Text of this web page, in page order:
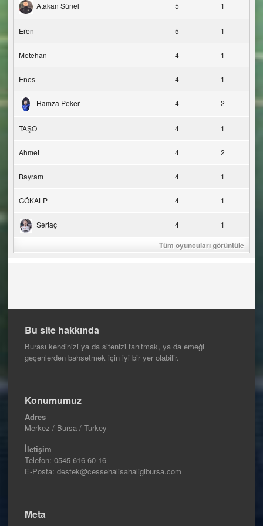
Atakan Sünel 5 1
Eren 5 1
Metehan 4 1
Enes 4 1
Hamza Peker 4 2
TAŞO 4 1
Ahmet 4 2
Bayram 4 1
GÖKALP 4 1
Sertaç 4 1
Tüm oyuncuları görüntüle
Bu site hakkında
Burası kendinizi ya da sitenizi tanıtmak, ya da emeği
geçenlerden bahsetmek için iyi bir yer olabilir.
Konumumuz
Adres
Merkez / Bursa / Turkey
İletişim
Telefon: 0545 616 60 16
E-Posta: destek@cessehalisahaligibursa.com
Meta